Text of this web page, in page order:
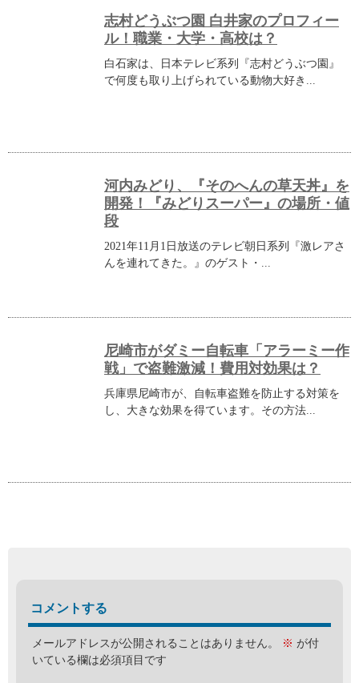
志村どうぶつ園 白井家のプロフィー
ル！職業・大学・高校は？
白石家は、日本テレビ系列『志村どうぶつ園』
で何度も取り上げられている動物大好き...
河内みどり、『そのへんの草天丼』を
開発！『みどりスーパー』の場所・値
段
2021年11月1日放送のテレビ朝日系列『激レアさ
んを連れてきた。』のゲスト・...
尼崎市がダミー自転車「アラーミー作
戦」で盗難激減！費用対効果は？
兵庫県尼崎市が、自転車盗難を防止する対策を
し、大きな効果を得ています。その方法...
コメントする
メールアドレスが公開されることはありません。 ※ が付
いている欄は必須項目です